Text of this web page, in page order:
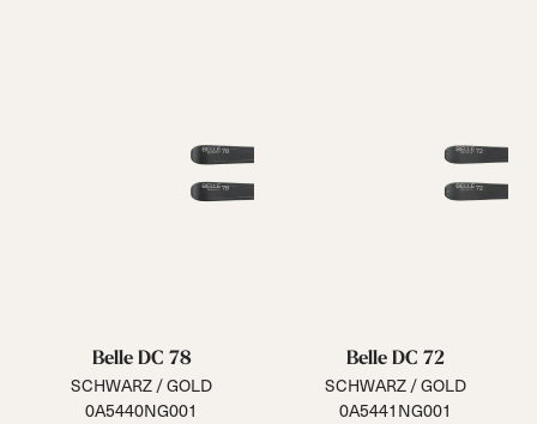
Belle DC 78
SCHWARZ / GOLD
0A5440NG001
Belle DC 72
SCHWARZ / GOLD
0A5441NG001